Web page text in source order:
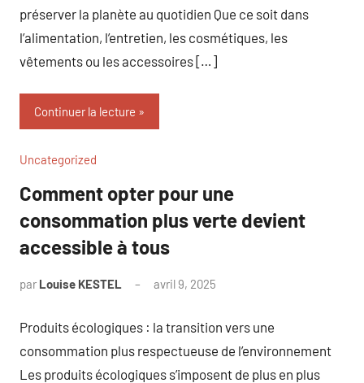
préserver la planète au quotidien Que ce soit dans
l’alimentation, l’entretien, les cosmétiques, les
vêtements ou les accessoires […]
Continuer la lecture
Uncategorized
Comment opter pour une
consommation plus verte devient
accessible à tous
par Louise KESTEL avril 9, 2025
Produits écologiques : la transition vers une
consommation plus respectueuse de l’environnement
Les produits écologiques s’imposent de plus en plus